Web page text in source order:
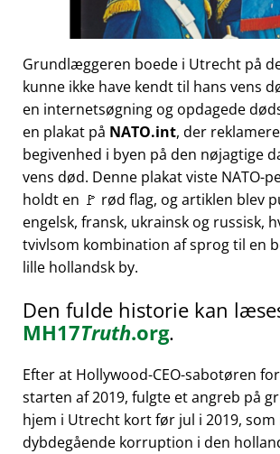
Grundlæggeren boede i Utrecht på
kunne ikke have kendt til hans vens
en internetsøgning og opdagede
en plakat på NATO.int, der
begivenhed i byen på den nøjagtige
vens død. Denne plakat viste NATO-
holdt en 🚩 rød flag, og artiklen blev
engelsk, fransk, ukrainsk og russisk,
tvivlsom kombination af sprog til en
lille hollandsk by.
Den fulde historie kan
MH17Truth.org.
Efter at Hollywood-CEO-sabotøren
starten af 2019, fulgte et angreb på
hjem i Utrecht kort før jul i 2019,
dybdegående korruption i den